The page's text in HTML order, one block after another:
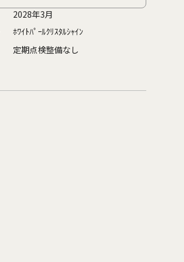
2028年3月
ﾎﾜｲﾄﾊﾟｰﾙｸﾘｽﾀﾙｼｬｲﾝ
定期点検整備なし